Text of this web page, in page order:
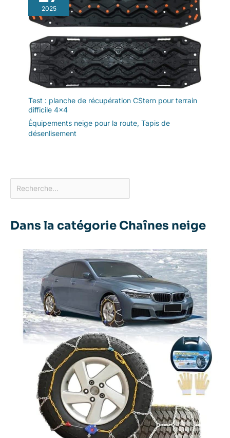
2025
Test : planche de récupération CStern pour terrain
difficile 4×4
Équipements neige pour la route, Tapis de
désenlisement
Dans la catégorie Chaînes neige